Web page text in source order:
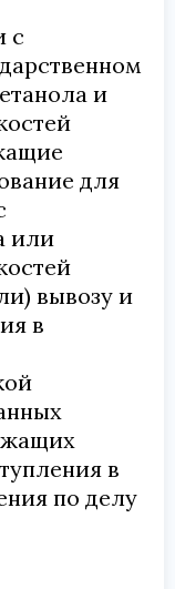
с
и
для
или
вывозу и
в
в
по делу